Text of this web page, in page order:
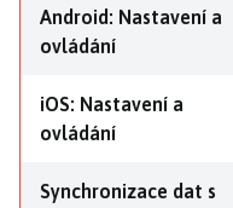
Android: Nastavení a
ovládání
iOS: Nastavení a
ovládání
Synchronizace dat s